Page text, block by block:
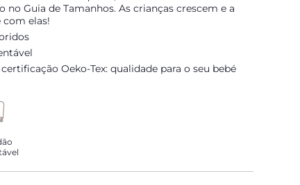
no Guia de Tamanhos. As crianças crescem e a
com elas!
Oeko-Tex: qualidade para o seu bebé